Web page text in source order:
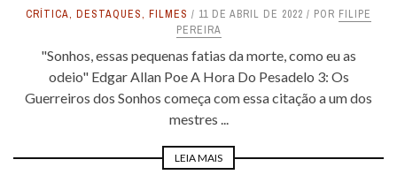
CRÍTICA, DESTAQUES, FILMES 11 DE ABRIL DE 2022 POR FILIPE
PEREIRA
"Sonhos, essas pequenas fatias da morte, como eu as
odeio" Edgar Allan Poe A Hora Do Pesadelo 3: Os
Guerreiros dos Sonhos começa com essa citação a um dos
mestres ...
LEIA MAIS